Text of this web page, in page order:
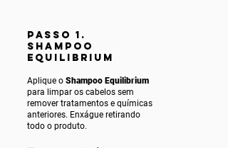
PASSO 1.
SHAMPOO
EQUILIBRIUM
Aplique o Shampoo Equilibrium
para limpar os cabelos sem
remover tratamentos e químicas
anteriores. Enxágue retirando
todo o produto.